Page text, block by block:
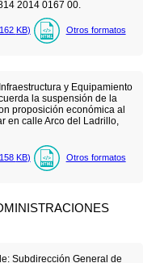
2014 0167 00.
KB) Otros formatos
y Equipamiento
la suspensión de la
proposición económica al
en calle Arco del Ladrillo,
KB) Otros formatos
Subdirección General de